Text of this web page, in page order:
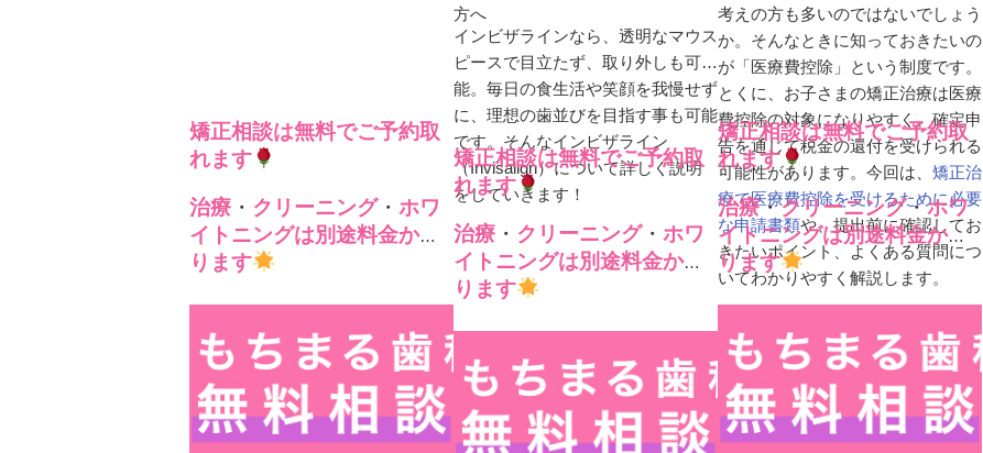
矯正相談は無料でご予約取
れます
治療 ・ クリーニング・ ホワ
イトニングは別途料金かか
ります
方へ
インビザラインなら、透明なマウス
ピースで目立たず、取り外しも可
能。毎日の食生活や笑顔を我慢せず
に、理想の歯並びを目指す事も可能
です。そんなインビザライン
（Invisalign）について詳しく説明
をしていきます！
矯正相談は無料でご予約取
れます
治療 ・ クリーニング・ ホワ
イトニングは別途料金かか
ります
考えの方も多いのではないでしょう
か。そんなときに知っておきたいの
が「医療費控除」という制度です。
とくに、お子さまの矯正治療は医療
費控除の対象になりやすく、確定申
告を通じて税金の還付を受けられる
可能性があります。今回は、 矯正治
療で医療費控除を受けるために必要
な申請書類や、提出前に確認してお
きたいポイント、よくある質問につ
いてわかりやすく解説します。
矯正相談は無料でご予約取
れます
治療・クリーニング・ホワ
イトニングは別途料金かか
ります